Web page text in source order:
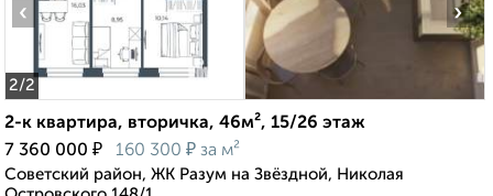
2/2
‹ ›
2-к квартира, вторичка, 46м², 15/26 этаж
7 360 000 ₽ 160 300 ₽ за м²
Советский район, ЖК Разум на Звёздной, Николая